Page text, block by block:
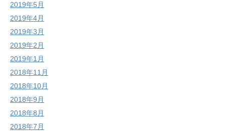
2019年5月
2019年4月
2019年3月
2019年2月
2019年1月
2018年11月
2018年10月
2018年9月
2018年8月
2018年7月